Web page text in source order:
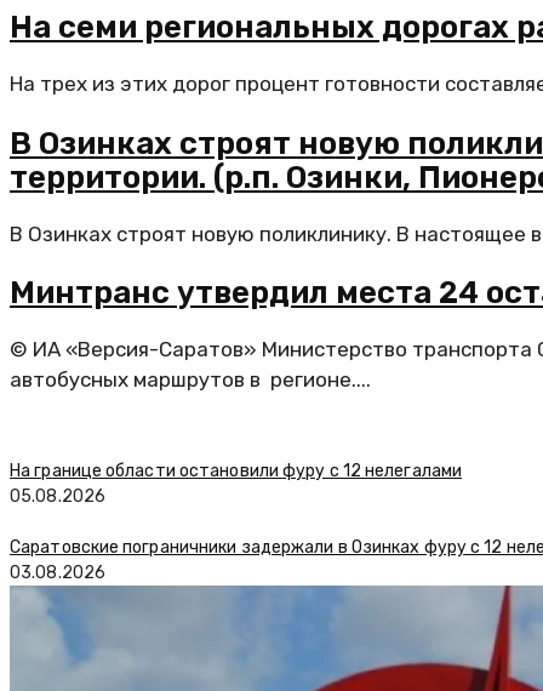
На семи региональных дорогах
На трех из этих дорог процент готовности
В Озинках строят новую
территории. (р.п. Озинки,
В Озинках строят новую поликлинику. В настоящее
Минтранс утвердил места 24
© ИА «Версия-Саратов» Министерство транспорта
автобусных маршрутов в регионе....
На границе области остановили фуру с 12 нелегалами
05.08.2026
Саратовские пограничники задержали в Озинках фуру с 12
03.08.2026